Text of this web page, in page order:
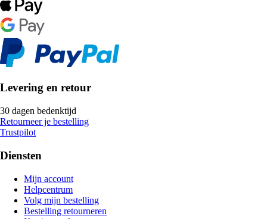
Levering en retour
30 dagen bedenktijd
Retourneer je bestelling
Trustpilot
Diensten
Mijn account
Helpcentrum
Volg mijn bestelling
Bestelling retourneren